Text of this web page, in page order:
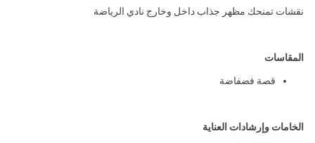
نقشات تمنحك مظهر جذاب داخل وخارج نادي الرياضة
المقاسات
قصة فضفاضة
الخامات وإرشادات العناية